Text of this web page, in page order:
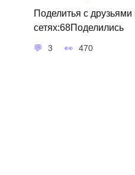
Поделитья с
сетях:68Поделились
3 470